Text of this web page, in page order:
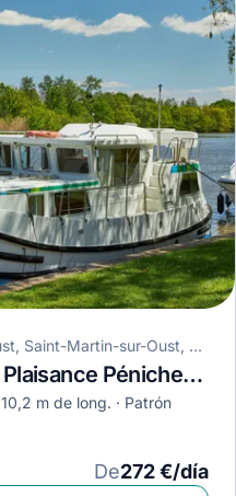
Canal de Saint-Martin-sur-Oust, Saint-Martin-sur-Oust, Francia
Casa flotante Locaboat Plaisance Pénichette 1020 · 2001
10,2 m de long.
Patrón
De272 €/día